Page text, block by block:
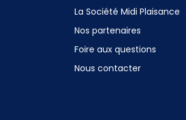
La Société Midi Plaisance
Nos partenaires
Foire aux questions
Nous contacter